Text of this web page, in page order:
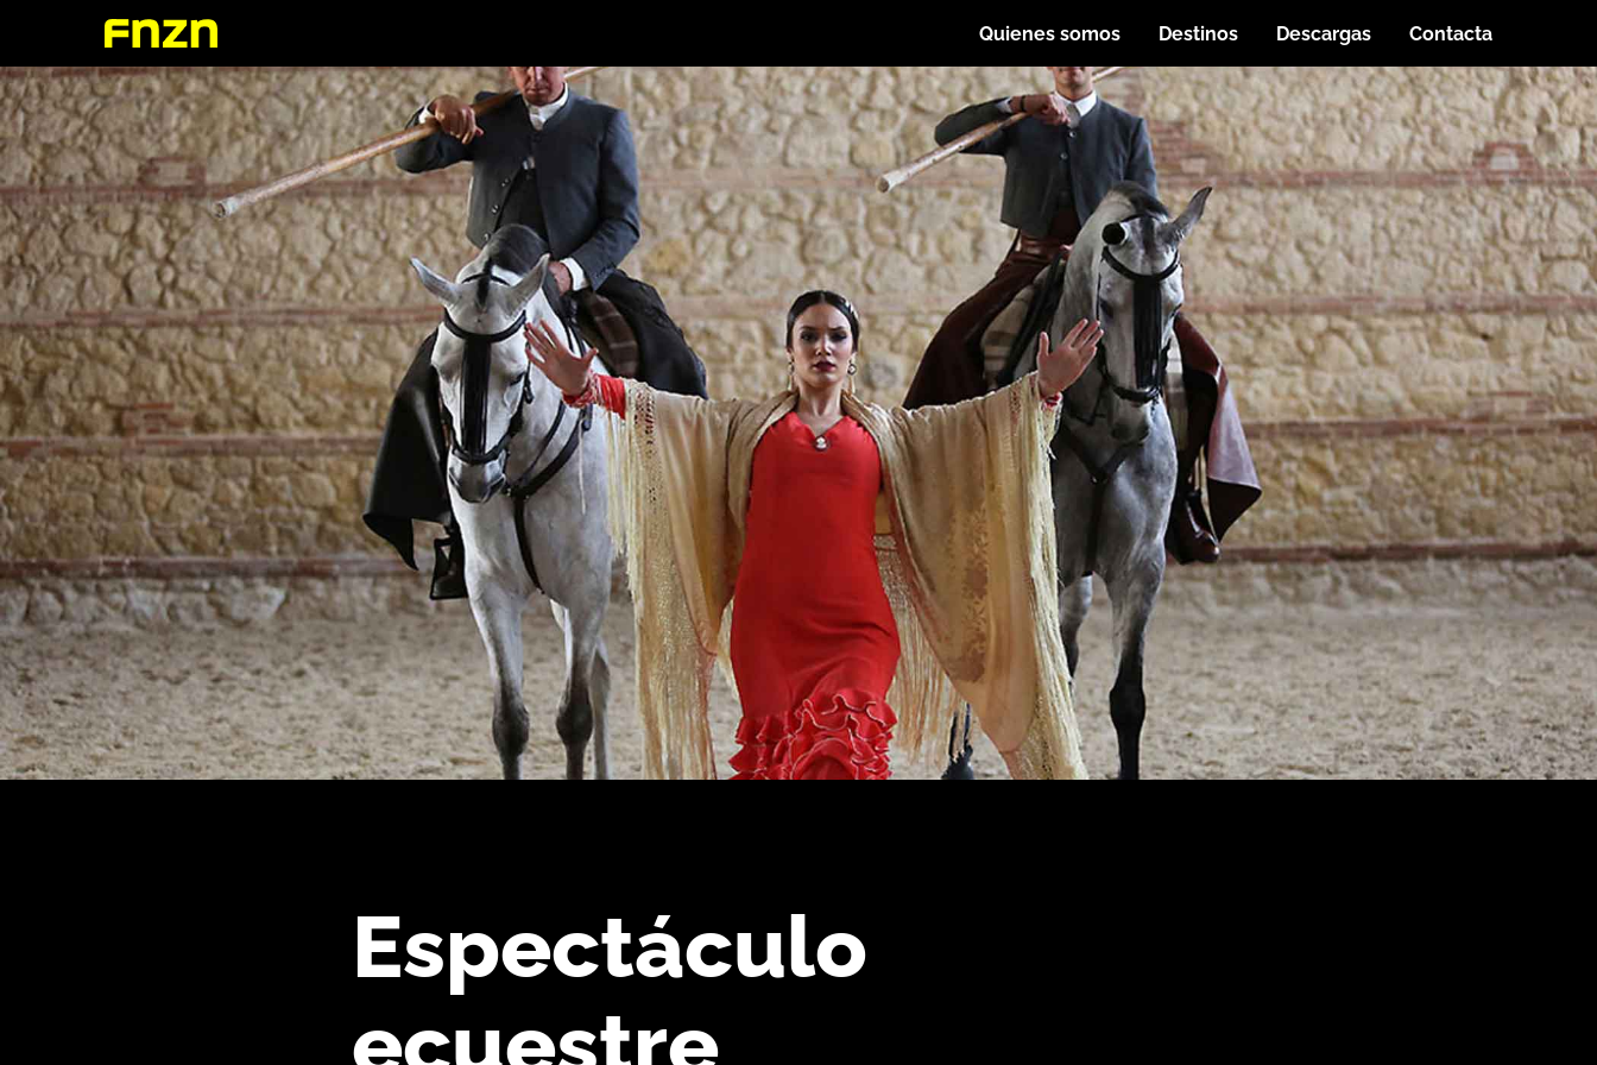
Quienes somos Destinos Descargas Contacta
Espectáculo
ecuestre